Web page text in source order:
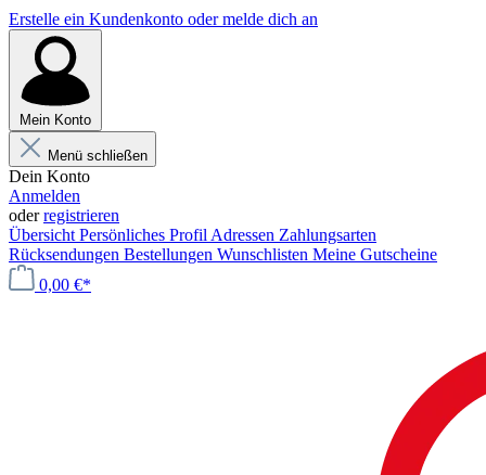
Erstelle ein Kundenkonto oder melde dich an
Mein Konto
Menü schließen
Dein Konto
Anmelden
oderregistrieren
Übersicht Persönliches Profil Adressen Zahlungsarten
Rücksendungen Bestellungen Wunschlisten Meine Gutscheine
0,00 €*